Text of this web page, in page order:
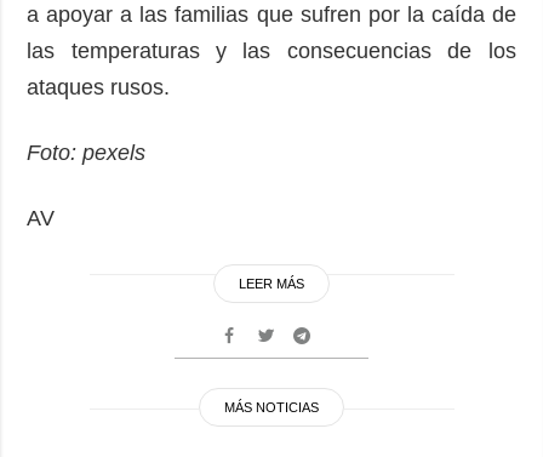
a apoyar a las familias que sufren por la caída de
las temperaturas y las consecuencias de los
ataques rusos.
Foto: pexels
AV
LEER MÁS
MÁS NOTICIAS